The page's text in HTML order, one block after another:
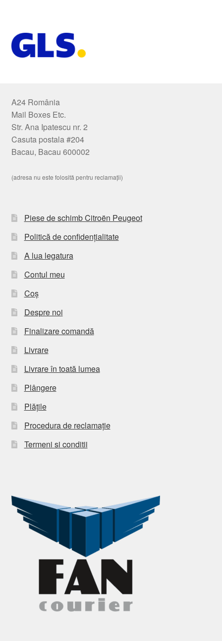
A24 România
Mail Boxes Etc.
Str. Ana Ipatescu nr. 2
Casuta postala #204
Bacau, Bacau 600002
(adresa nu este folosită pentru reclamații)
Piese de schimb Citroën Peugeot
Politică de confidențialitate
A lua legatura
Contul meu
Coș
Despre noi
Finalizare comandă
Livrare
Livrare în toată lumea
Plângere
Plățile
Procedura de reclamație
Termeni si conditii